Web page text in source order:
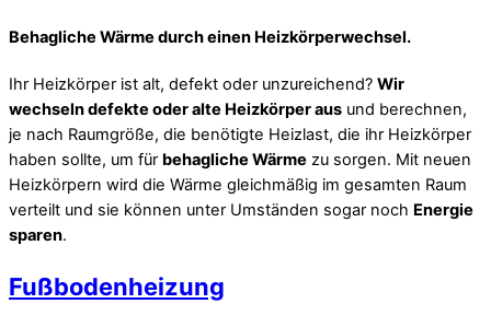
Behagliche Wärme durch einen Heizkörperwechsel.
Ihr Heizkörper ist alt, defekt oder unzureichend? Wir
wechseln defekte oder alte Heizkörper aus und berechnen,
je nach Raumgröße, die benötigte Heizlast, die ihr Heizkörper
haben sollte, um für behagliche Wärme zu sorgen. Mit neuen
Heizkörpern wird die Wärme gleichmäßig im gesamten Raum
verteilt und sie können unter Umständen sogar noch Energie
sparen.
Fußbodenheizung